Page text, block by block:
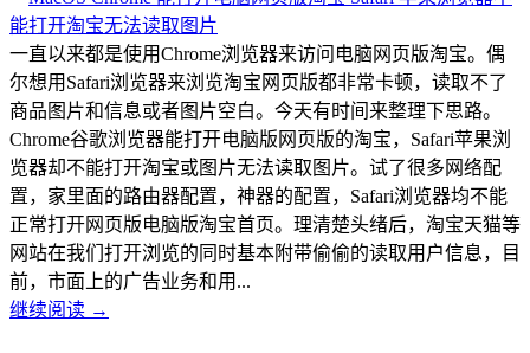
一直以来都是使用Chrome浏览器来访问电脑网页版淘宝。偶
尔想用Safari浏览器来浏览淘宝网页版都非常卡顿，读取不了
商品图片和信息或者图片空白。今天有时间来整理下思路。
Chrome谷歌浏览器能打开电脑版网页版的淘宝，Safari苹果浏
览器却不能打开淘宝或图片无法读取图片。试了很多网络配
置，家里面的路由器配置，神器的配置，Safari浏览器均不能
正常打开网页版电脑版淘宝首页。理清楚头绪后，淘宝天猫等
网站在我们打开浏览的同时基本附带偷偷的读取用户信息，目
前，市面上的广告业务和用...
继续阅读 →